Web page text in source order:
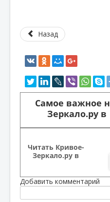
Назад
Самое важное
Зеркало.ру в
Читать Кривое-
Зеркало.ру в
Добавить комментарий